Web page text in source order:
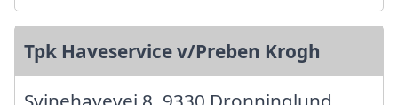
Tpk Haveservice v/Preben Krogh